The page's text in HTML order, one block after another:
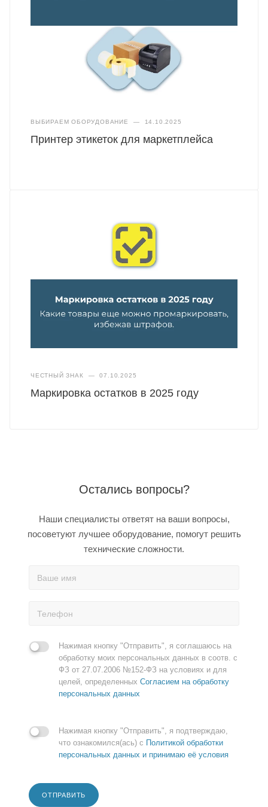
ВЫБИРАЕМ ОБОРУДОВАНИЕ — 14.10.2025
Принтер этикеток для маркетплейса
ЧЕСТНЫЙ ЗНАК — 07.10.2025
Маркировка остатков в 2025 году
Остались вопросы?
Наши специалисты ответят на ваши вопросы,
посоветуют лучшее оборудование, помогут решить
технические сложности.
Нажимая кнопку "Отправить", я соглашаюсь на
обработку моих персональных данных в соотв. с
ФЗ от 27.07.2006 №152-ФЗ на условиях и для
целей, определенных Согласием на обработку
персональных данных
Нажимая кнопку "Отправить", я подтверждаю,
что ознакомился(ась) с Политикой обработки
персональных данных и принимаю её условия
ОТПРАВИТЬ